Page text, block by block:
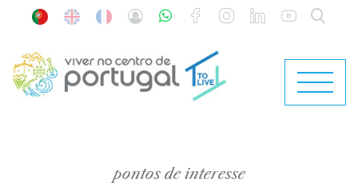
pontos de interesse